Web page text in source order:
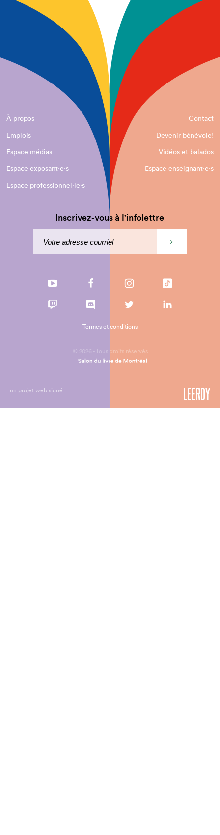
À propos
Contact
Emplois
Devenir bénévole!
Espace médias
Vidéos et balados
Espace exposant·e⋅s
Espace enseignant·e⋅s
Espace professionnel·le⋅s
Inscrivez-vous à l'infolettre
© 2026 - Tous droits réservés
Termes et conditions
un projet web signé